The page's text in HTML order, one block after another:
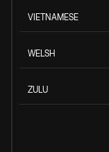
VIETNAMESE
WELSH
ZULU